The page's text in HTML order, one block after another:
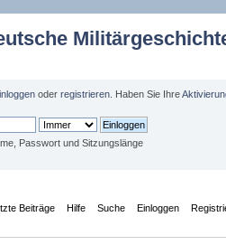
oder registrieren . Haben Sie Ihre
Passwort und Sitzungslänge
Beiträge Hilfe Suche Einloggen